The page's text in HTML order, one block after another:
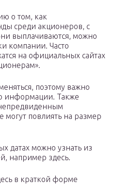
о том, как
среди акционеров, с
выплачиваются, можно
компании. Часто
на официальных сайтах
поэтому важно
информации. Также
могут повлиять на размер
датах можно узнать из
например здесь.
в краткой форме